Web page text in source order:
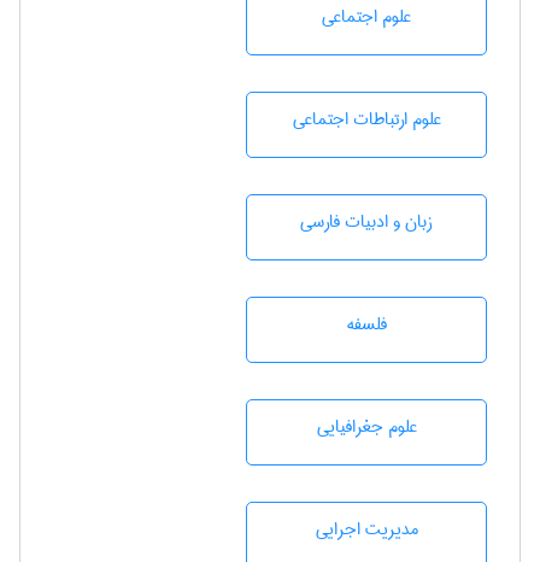
علوم اجتماعی
علوم ارتباطات اجتماعی
زبان و ادبيات فارسی
فلسفه
علوم جغرافيايی
مديريت اجرايی